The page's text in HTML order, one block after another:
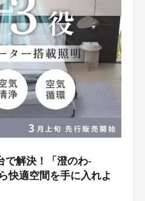
で解決！「澄のわ-
快適空間を手に入れよ